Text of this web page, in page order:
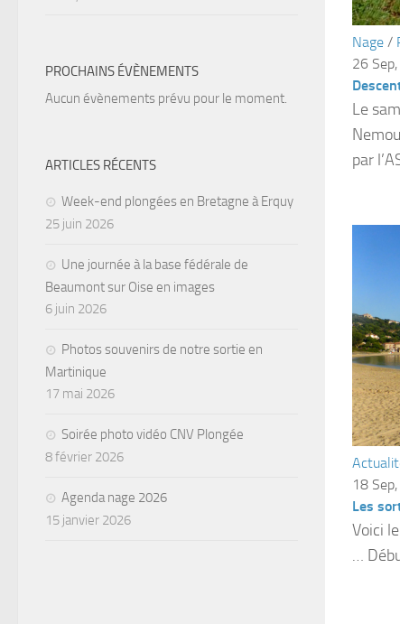
Nage /
26
Le
par
18
Les
Voici
…
PROCHAINS ÉVÈNEMENTS
Aucun évènements prévu pour le moment.
ARTICLES RÉCENTS
Week-end plongées en Bretagne à Erquy
25 juin 2026
Une journée à la base fédérale de
Beaumont sur Oise en images
6 juin 2026
Photos souvenirs de notre sortie en
Martinique
17 mai 2026
Soirée photo vidéo CNV Plongée
8 février 2026
Agenda nage 2026
15 janvier 2026